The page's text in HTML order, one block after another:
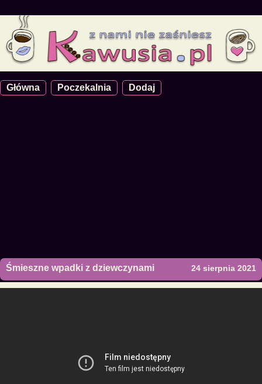
Główna Poczekalnia Dodaj
Śmieszne wpadki z dziewczynami 24 sierpnia 2021